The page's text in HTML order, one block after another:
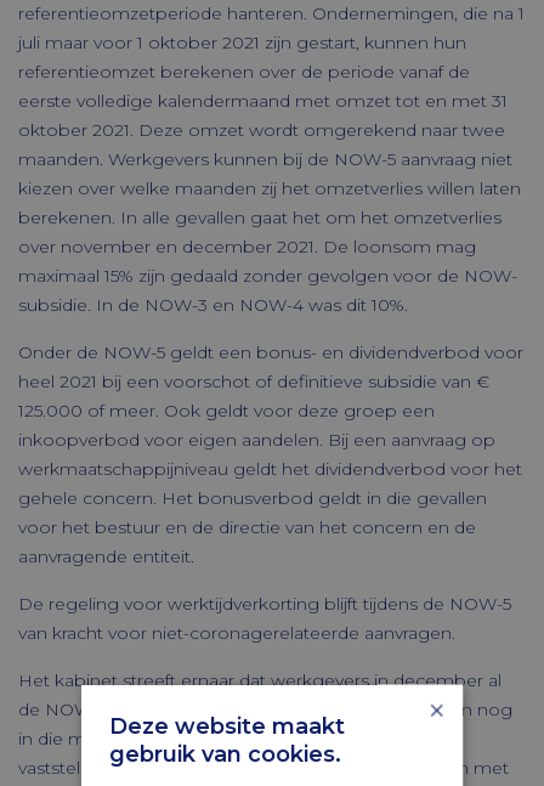
referentieomzetperiode hanteren. Ondernemingen, die na 1
juli maar voor 1 oktober 2021 zijn gestart, kunnen hun
referentieomzet berekenen over de periode vanaf de
eerste volledige kalendermaand met omzet tot en met 31
oktober 2021. Deze omzet wordt omgerekend naar twee
maanden. Werkgevers kunnen bij de NOW-5 aanvraag niet
kiezen over welke maanden zij het omzetverlies willen laten
berekenen. In alle gevallen gaat het om het omzetverlies
over november en december 2021. De loonsom mag
maximaal 15% zijn gedaald zonder gevolgen voor de NOW-
subsidie. In de NOW-3 en NOW-4 was dit 10%.
Onder de NOW-5 geldt een bonus- en dividendverbod voor
heel 2021 bij een voorschot of definitieve subsidie van €
125.000 of meer. Ook geldt voor deze groep een
inkoopverbod voor eigen aandelen. Bij een aanvraag op
werkmaatschappijniveau geldt het dividendverbod voor het
gehele concern. Het bonusverbod geldt in die gevallen
voor het bestuur en de directie van het concern en de
aanvragende entiteit.
De regeling voor werktijdverkorting blijft tijdens de NOW-5
van kracht voor niet-coronagerelateerde aanvragen.
Het kabinet streeft ernaar dat werkgevers in december al
de NOW-5 kunnen aanvragen en dat de voorschotten nog
in die maand betaald kunnen worden. De definitieve
vaststelling van de NOW-5 kan vanaf 1 juni 2022 tot en met
×
Deze website maakt
gebruik van cookies.